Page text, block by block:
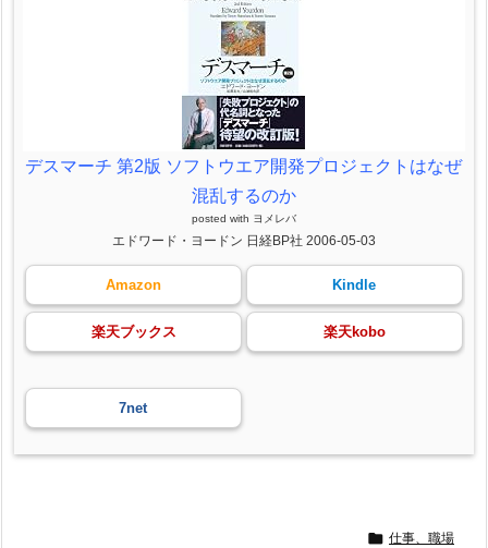
デスマーチ 第2版 ソフトウエア開発プロジェクトはなぜ
混乱するのか
posted with ヨメレバ
エドワード・ヨードン 日経BP社 2006-05-03
Amazon Kindle
楽天ブックス 楽天kobo
7net
 仕事、職場